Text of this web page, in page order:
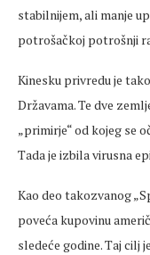
stabilnijem, ali manje
potrošačkoj potrošnji
Kinesku privredu je
Državama. Te dve
„primirje“ od kojeg se
Tada je izbila virusna
Kao deo takozvanog
poveća kupovinu
sledeće godine. Taj cilj